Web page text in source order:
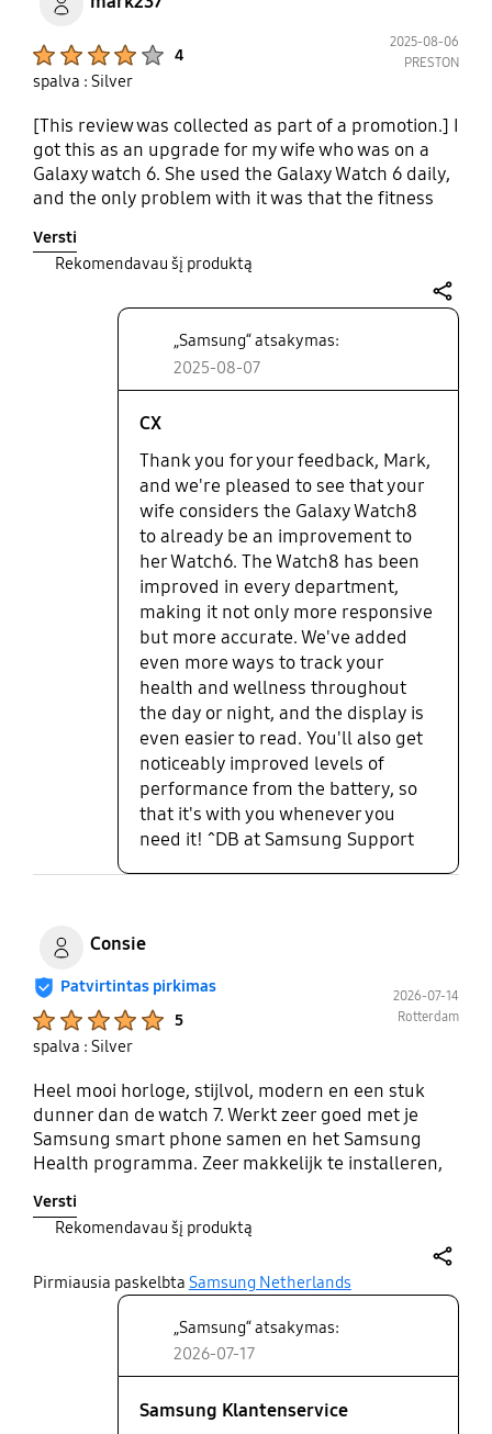
4
2025-08-06
PRESTON
spalva : Silver
[This review was collected as part of a promotion.] I
got this as an upgrade for my wife who was on a
Galaxy watch 6. She used the Galaxy Watch 6 daily,
and the only problem with it was that the fitness
Galaxy watch 8 has a few improvements here, it
seemed like the right move and it does seem to be
more accurate. The Galaxy Watch 8 has been both
exciting and, in some areas, surprising. While the
jump isn't revolutionary, there are enough
meaningful improvements to justify the upgrade.
It seems faster, better at tracking and the battery
also lasts longer. My wife also liked the style this
Versti
Rekomendavau šį produktą
share
„Samsung“ atsakymas:
2025-08-07
CX
Thank you for your feedback, Mark,
and we're pleased to see that your
wife considers the Galaxy Watch8
to already be an improvement to
her Watch6. The Watch8 has been
improved in every department,
making it not only more responsive
but more accurate. We've added
even more ways to track your
health and wellness throughout
the day or night, and the display is
even easier to read. You'll also get
noticeably improved levels of
performance from the battery, so
that it's with you whenever you
need it! ^DB at Samsung Support
Consie
Patvirtintas pirkimas
5
2026-07-14
Rotterdam
spalva : Silver
Heel mooi horloge, stijlvol, modern en een stuk
dunner dan de watch 7. Werkt zeer goed met je
Samsung smart phone samen en het Samsung
Health programma. Zeer makkelijk te installeren,
bugs kan je ook bellen en telefoongesprek
aannemen. Ook muziek luisteren, met je smart
bugs erbij. Ook ideaal is whats app ontvangen en
versturen, wel even de app installeren. Bandjes
verwisselen gaat ook zeer makkelijk. Naast de
diverse wijzerplaat mogelijkheden ook mogelijk om
je eigen foto's als wijzerplaat te gebruiken wel
even toestemming geven om foto's te gebruiken.
Kortom, een aanrader, erg tevreden over.
Versti
Rekomendavau šį produktą
Pirmiausia paskelbta Samsung Netherlands
„Samsung“ atsakymas:
2026-07-17
Samsung Klantenservice